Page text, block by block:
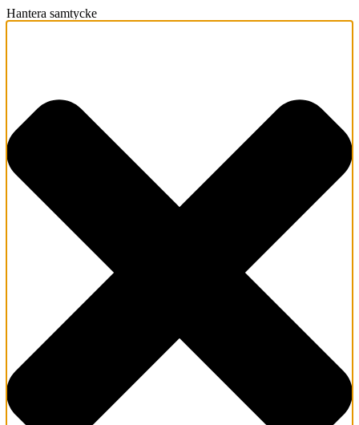
Hantera samtycke